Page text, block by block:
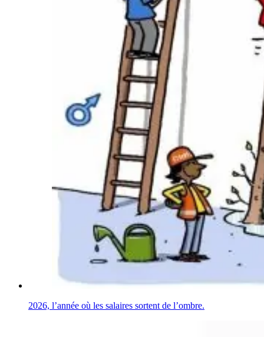
2026, l’année où les salaires sortent de l’ombre.